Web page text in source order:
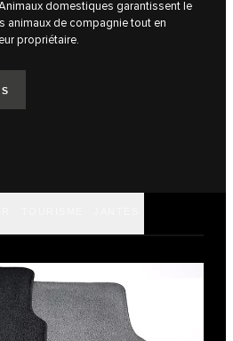
domestiques garantissent le
animaux de compagnie tout en
propriétaire.